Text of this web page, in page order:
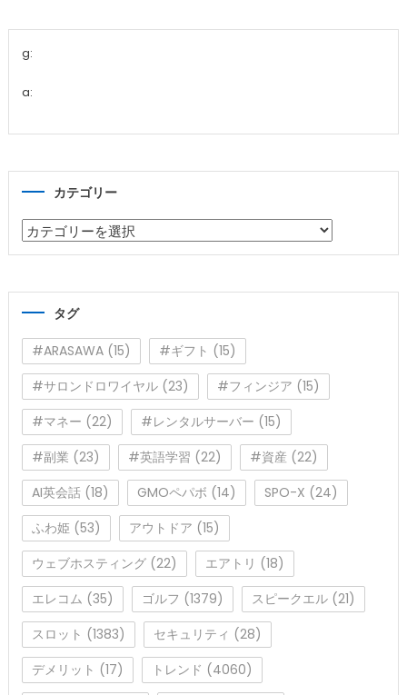
g:
a:
カテゴリー
カ
テ
タグ
#ARASAWA(15) #ギフト (15)
#サロンドロワイヤル(23) #フィンジア (15)
#マネー (22) #レンタルサーバー (15)
#副業 (23) #英語学習 (22) #資産 (22)
AI英会話(18) GMOペパボ (14) SPO-X (24)
ふわ姫(53) アウトドア (15)
ウェブホスティング(22) エアトリ (18)
エレコム (35) ゴルフ (1379) スピークエル(21)
スロット (1383) セキュリティ (28)
デメリット (17) トレンド (4060)